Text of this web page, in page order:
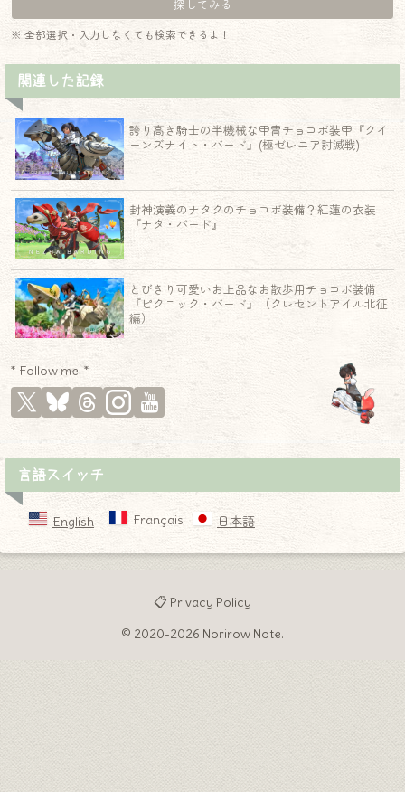
※ 全部選択・入力しなくても検索できるよ！
関連した記録
誇り高き騎士の半機械な甲冑チョコボ装甲『クイ
ーンズナイト・バード』(極ゼレニア討滅戦)
封神演義のナタクのチョコボ装備？紅蓮の衣装
『ナタ・バード』
とびきり可愛いお上品なお散歩用チョコボ装備
『ピクニック・バード』（クレセントアイル北征
編）
* Follow me! *
言語スイッチ
English Français 日本語
📋 Privacy Policy
© 2020-2026 Norirow Note.